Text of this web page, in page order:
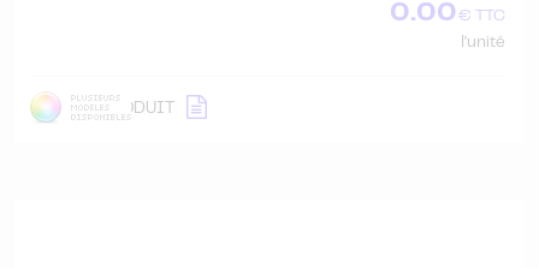
0.00€ TTC
l'unité
DÉTAILPRODUIT